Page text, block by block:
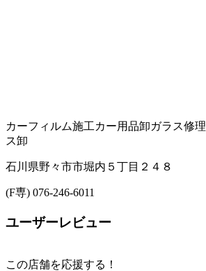
カーフィルム施工カー用品卸ガラス修理
ス卸
石川県野々市市堀内５丁目２４８
(F専) 076-246-6011
ユーザーレビュー
この店舗を応援する！